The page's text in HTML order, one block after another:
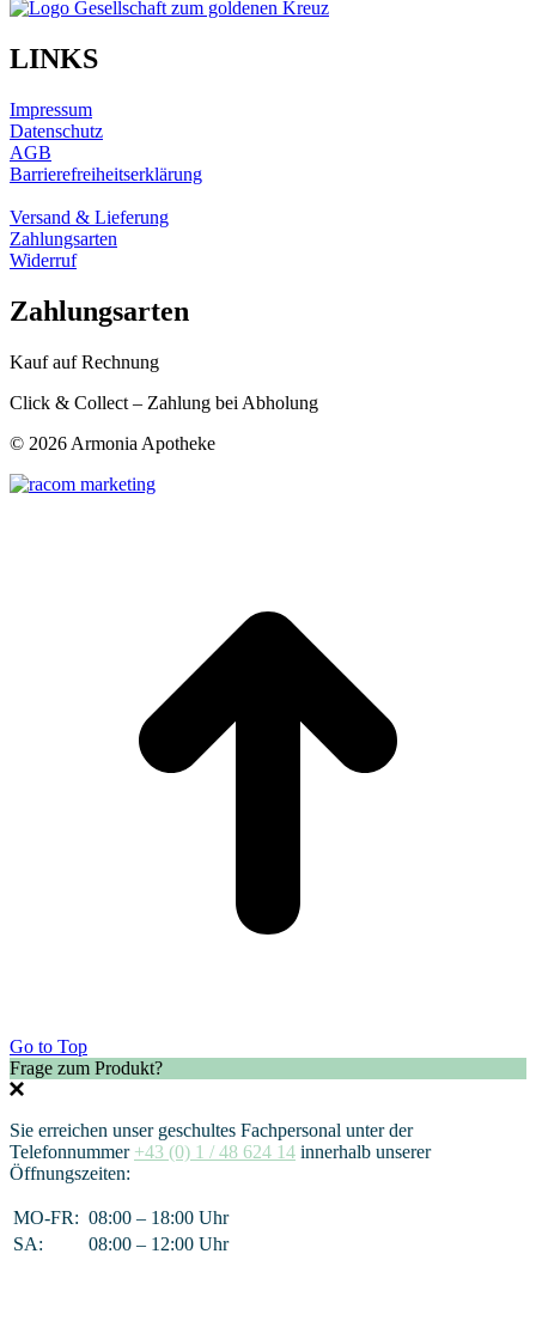
LINKS
Impressum
Datenschutz
AGB
Barrierefreiheitserklärung
Versand & Lieferung
Zahlungsarten
Widerruf
Zahlungsarten
Kauf auf Rechnung
Click & Collect – Zahlung bei Abholung
© 2026 Armonia Apotheke
Go to Top
Frage zum Produkt?
Sie erreichen unser geschultes Fachpersonal unter der
Telefonnummer +43 (0) 1 / 48 624 14 innerhalb unserer
Öffnungszeiten:
MO-FR: 08:00 – 18:00 Uhr
SA:
08:00 – 12:00 Uhr